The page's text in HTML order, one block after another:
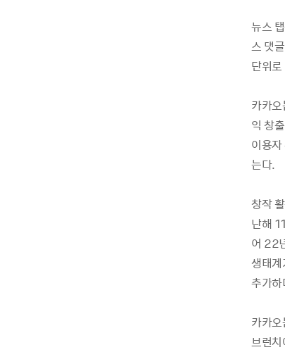
뉴스
스 댓
단위
카카
익 창
이용
는다.
창작
난해
어 22
생태
추가
카카
브런치